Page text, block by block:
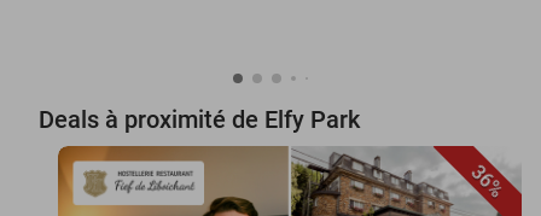
Deals à proximité de Elfy Park
36%